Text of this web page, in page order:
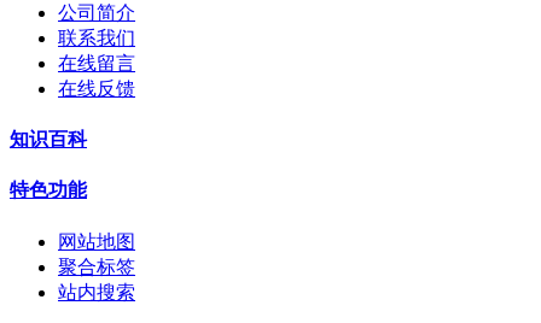
公司简介
联系我们
在线留言
在线反馈
知识百科
特色功能
网站地图
聚合标签
站内搜索